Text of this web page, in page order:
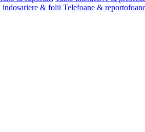
indosariere & folii Telefoane &